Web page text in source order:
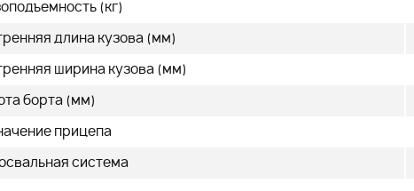
(кг)
длина кузова (мм)
ширина кузова (мм)
борта (мм)
прицепа
система